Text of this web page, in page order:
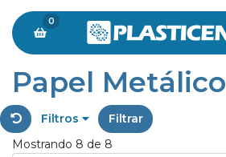
0
Papel Metálico
Filtros
Filtrar
Mostrando 8 de 8